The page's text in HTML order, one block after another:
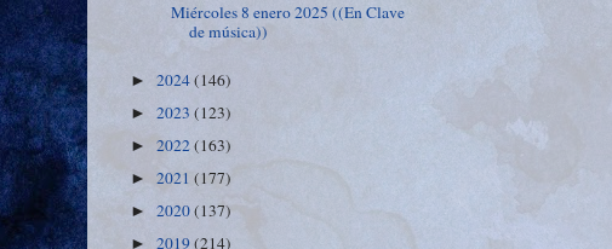
Miércoles 8 enero 2025 ((En Clave
de música))
► 2024(146)
► 2023 (123)
► 2022(163)
► 2021 (177)
► 2020(137)
► 2019(214)